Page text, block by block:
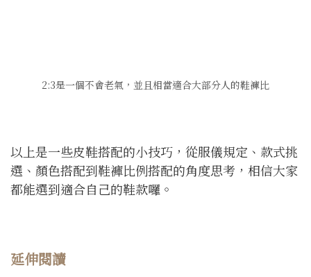
2:3是一個不會老氣，並且相當適合大部分人的鞋褲比
以上是一些皮鞋搭配的小技巧，從服儀規定、款式挑
選、顏色搭配到鞋褲比例搭配的角度思考，相信大家
都能選到適合自己的鞋款囉。
延伸閱讀